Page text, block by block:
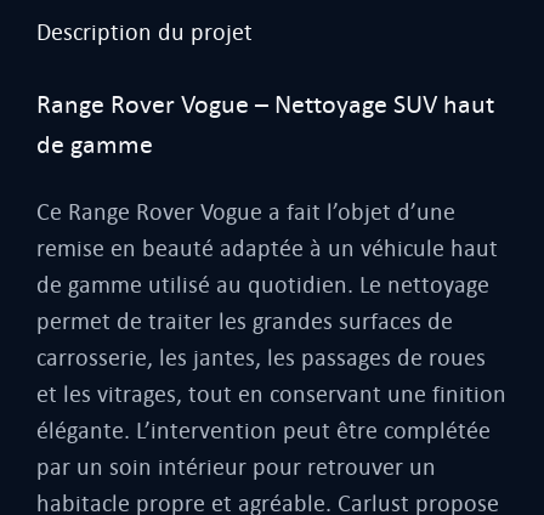
Description du projet
Range Rover Vogue – Nettoyage SUV haut
de gamme
Ce Range Rover Vogue a fait l’objet d’une
remise en beauté adaptée à un véhicule haut
de gamme utilisé au quotidien. Le nettoyage
permet de traiter les grandes surfaces de
carrosserie, les jantes, les passages de roues
et les vitrages, tout en conservant une finition
élégante. L’intervention peut être complétée
par un soin intérieur pour retrouver un
habitacle propre et agréable. Carlust propose